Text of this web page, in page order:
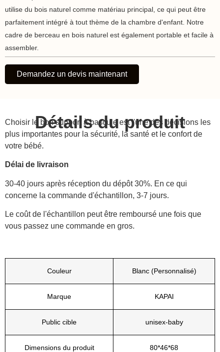
utilise du bois naturel comme matériau principal, ce qui peut être
parfaitement intégré à tout thème de la chambre d'enfant. Notre
cadre de berceau en bois naturel est également portable et facile à
assembler.
Demandez un devis maintenant
Détails du produit
Choisir le bon support à bascule est l'une des décisions les
plus importantes pour la sécurité, la santé et le confort de
votre bébé.
Délai de livraison
30-40 jours après réception du dépôt 30%. En ce qui
concerne la commande d'échantillon, 3-7 jours.
Le coût de l'échantillon peut être remboursé une fois que
vous passez une commande en gros.
Couleur Blanc (Personnalisé)
Marque KAPAI
Public cible unisex-baby
Dimensions du produit 80*46*68